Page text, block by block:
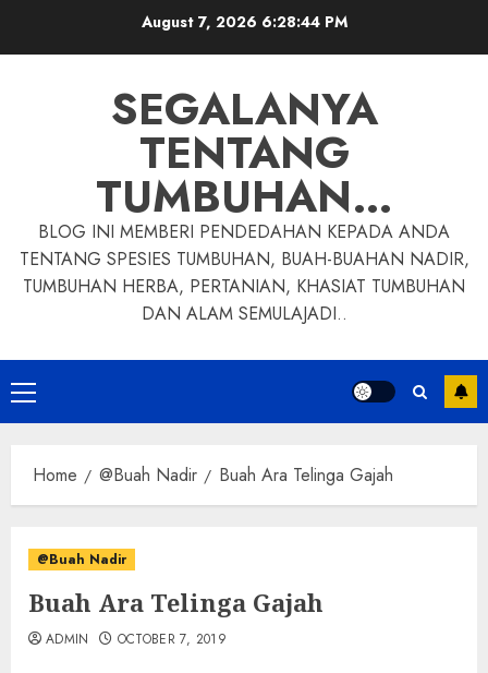
August 7, 2026 6:28:46 PM
SEGALANYA
TENTANG
TUMBUHAN…
BLOG INI MEMBERI PENDEDAHAN KEPADA ANDA
TENTANG SPESIES TUMBUHAN, BUAH-BUAHAN NADIR,
TUMBUHAN HERBA, PERTANIAN, KHASIAT TUMBUHAN
DAN ALAM SEMULAJADI..
Primary
Menu
Home @Buah Nadir Buah Ara Telinga Gajah
@Buah Nadir
Buah Ara Telinga Gajah
ADMIN OCTOBER 7, 2019